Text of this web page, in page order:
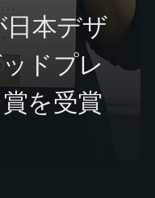
日本デザ
ドプレ
を受賞